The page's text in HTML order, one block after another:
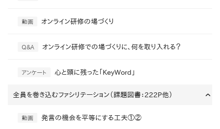
動画 オンライン研修の場づくり
Q&A オンライン研修での場づくりに、何を取り入れる？
アンケート 心と頭に残った「KeyWord」
全員を巻き込むファシリテーション（課題図書：222P他） ›
動画 発言の機会を平等にする工夫①②